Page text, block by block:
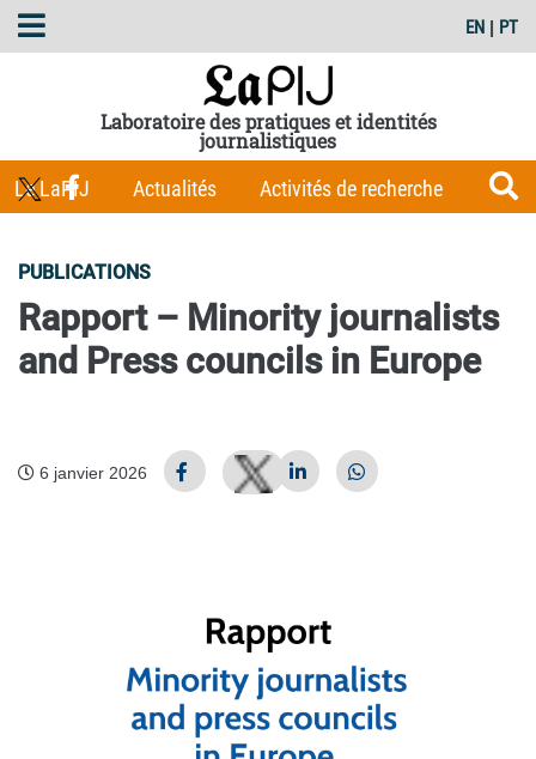
EN | PT
Laboratoire des pratiques et identités
journalistiques
Le LaPIJ
Actualités Activités de recherche
Publications
PUBLICATIONS
Rapport – Minority journalists
and Press councils in Europe
6 janvier 2026